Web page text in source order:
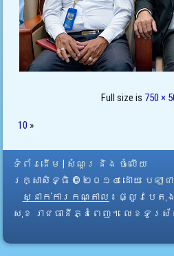
Full size is 750 ×
10 »
ទំព័រដើម
សំណួរ និង ចំលើយ
រក្សាសិទ្ធិ © ២០១៤ ដោយ​ បេឡ
ស្នាក់ការកណ្តាល ៖ ផ្លូវបេតុ
សុខ រាជធានីភ្នំពេញ។ លេខទូ